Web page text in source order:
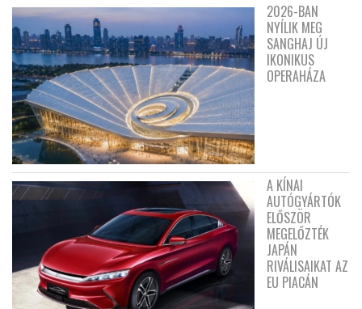
2026-BAN
NYÍLIK MEG
SANGHAJ ÚJ
IKONIKUS
OPERAHÁZA
A KÍNAI
AUTÓGYÁRTÓK
ELŐSZÖR
MEGELŐZTÉK
JAPÁN
RIVÁLISAIKAT AZ
EU PIACÁN